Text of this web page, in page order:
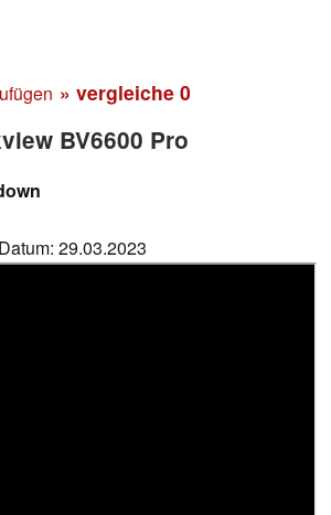
» vergleiche 0
BV6600 Pro
29.03.2023